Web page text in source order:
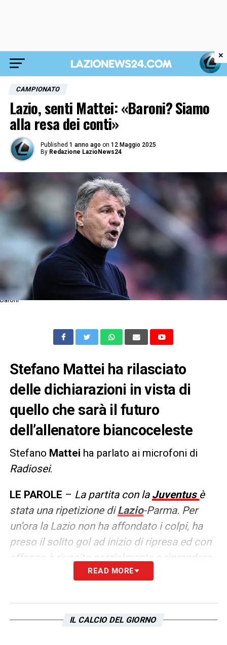
CAMPIONATO
Lazio, senti Mattei: «Baroni? Siamo
alla resa dei conti»
Published 1 anno ago on 12 Maggio 2025
By Redazione LazioNews24
Baroni
Stefano Mattei ha rilasciato
delle dichiarazioni in vista di
quello che sarà il futuro
dell’allenatore biancoceleste
Stefano Mattei ha parlato ai microfoni di
Radiosei.
LE PAROLE – La partita con la Juventus è
stata una ripetizione diLazio-Parma. Per
un’ora la Lazio non ha affondato i colpi, ha
preso il solito gol ad inizio di ripresa ed con
affanno è riuscita parzialmente a riprendere
il risultato dovendosi accontentare del
rigore non concesso all’Inter contro la Roma,
risulterà decisivo sia per lo scudetto che per
READ MORE
IL CALCIO DEL GIORNO
×